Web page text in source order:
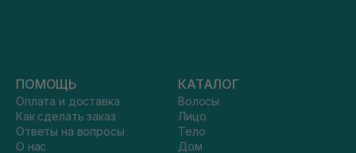
ПОМОЩЬ
Оплата и доставка
Как сделать заказ
Ответы на вопросы
О нас
КАТАЛОГ
Волосы
Лицо
Тело
Дом